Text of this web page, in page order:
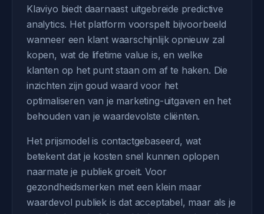
Klaviyo biedt daarnaast uitgebreide predictive
analytics. Het platform voorspelt bijvoorbeeld
wanneer een klant waarschijnlijk opnieuw zal
kopen, wat de lifetime value is, en welke
klanten op het punt staan om af te haken. Die
inzichten zijn goud waard voor het
optimaliseren van je marketing-uitgaven en het
behouden van je waardevolste cliënten.
Het prijsmodel is contactgebaseerd, wat
betekent dat je kosten snel kunnen oplopen
naarmate je publiek groeit. Voor
gezondheidsmerken met een klein maar
waardevol publiek is dat acceptabel, maar als je